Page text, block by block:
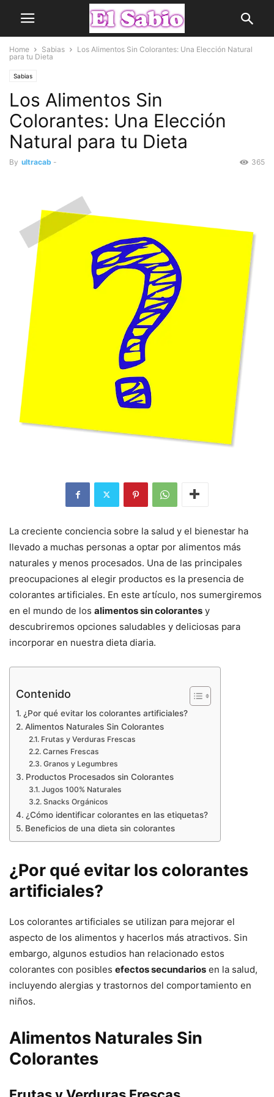
Home Sabias
Los Alimentos Sin Colorantes: Una Elección Natural
para tu Dieta
Sabias
Los Alimentos Sin
Colorantes: Una Elección
Natural para tu Dieta
By ultracab - 365
La creciente conciencia sobre la salud y el bienestar ha
llevado a muchas personas a optar por alimentos más
naturales y menos procesados. Una de las principales
preocupaciones al elegir productos es la presencia de
colorantes artificiales. En este artículo, nos sumergiremos
en el mundo de los alimentos sin colorantes y
descubriremos opciones saludables y deliciosas para
incorporar en nuestra dieta diaria.
Contenido
¿Por qué evitar los colorantes artificiales?
Alimentos Naturales Sin Colorantes
Frutas y Verduras Frescas
Carnes Frescas
Granos y Legumbres
Productos Procesados sin Colorantes
Jugos 100% Naturales
Snacks Orgánicos
¿Cómo identificar colorantes en las etiquetas?
Beneficios de una dieta sin colorantes
¿Por qué evitar los colorantes
artificiales?
Los colorantes artificiales se utilizan para mejorar el
aspecto de los alimentos y hacerlos más atractivos. Sin
embargo, algunos estudios han relacionado estos
colorantes con posibles efectos secundarios en la salud,
incluyendo alergias y trastornos del comportamiento en
niños.
Alimentos Naturales Sin
Colorantes